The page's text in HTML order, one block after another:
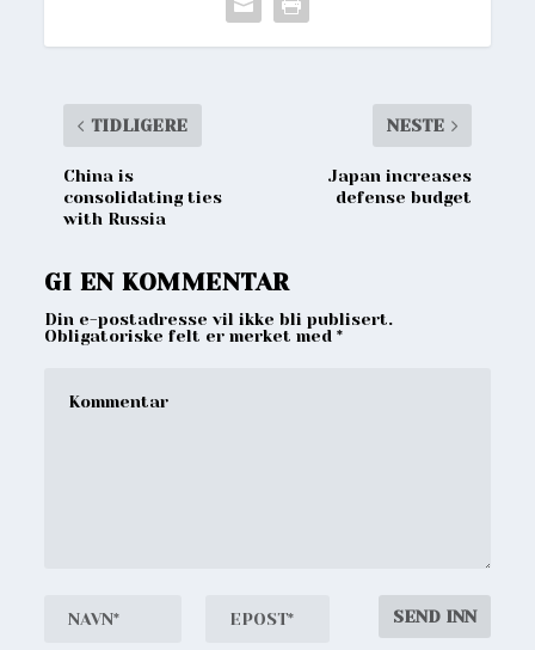
TIDLIGERE
China is
consolidating ties
with Russia
NESTE
Japan increases
defense budget
GI EN KOMMENTAR
Din e-postadresse vil ikke bli publisert.
Obligatoriske felt er merket med*